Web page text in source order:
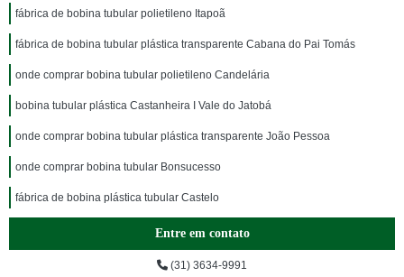
fábrica de bobina tubular polietileno Itapoã
fábrica de bobina tubular plástica transparente Cabana do Pai Tomás
onde comprar bobina tubular polietileno Candelária
bobina tubular plástica Castanheira I Vale do Jatobá
onde comprar bobina tubular plástica transparente João Pessoa
onde comprar bobina tubular Bonsucesso
fábrica de bobina plástica tubular Castelo
Entre em contato
(31) 3634-9991